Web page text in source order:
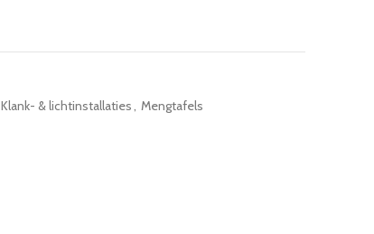
Klank- & lichtinstallaties, Mengtafels